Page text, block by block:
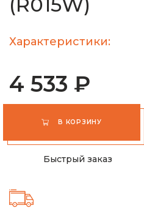
Характеристики:
4 533 ₽
В КОРЗИНУ
Быстрый заказ